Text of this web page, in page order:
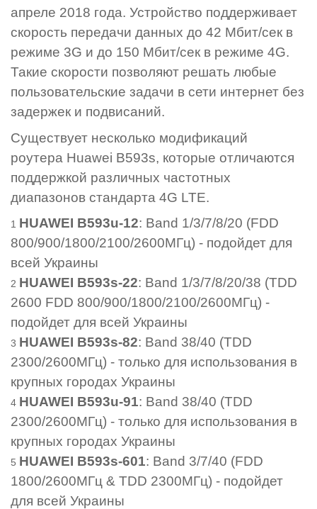
апреле 2018 года. Устройство поддерживает
скорость передачи данных до 42 Мбит/сек в
режиме 3G и до 150 Мбит/сек в режиме 4G.
Такие скорости позволяют решать любые
пользовательские задачи в сети интернет без
задержек и подвисаний.
Существует несколько модификаций
роутера Huawei B593s, которые отличаются
поддержкой различных частотных
диапазонов стандарта 4G LTE.
HUAWEI B593u-12: Band 1/3/7/8/20 (FDD
800/900/1800/2100/2600МГц) - подойдет для
всей Украины
HUAWEI B593s-22: Band 1/3/7/8/20/38 (TDD
2600 FDD 800/900/1800/2100/2600МГц) -
подойдет для всей Украины
HUAWEI B593s-82: Band 38/40 (TDD
2300/2600МГц) - только для использования в
крупных городах Украины
HUAWEI B593u-91: Band 38/40 (TDD
2300/2600МГц) - только для использования в
крупных городах Украины
HUAWEI B593s-601: Band 3/7/40 (FDD
1800/2600МГц & TDD 2300МГц) - подойдет
для всей Украины